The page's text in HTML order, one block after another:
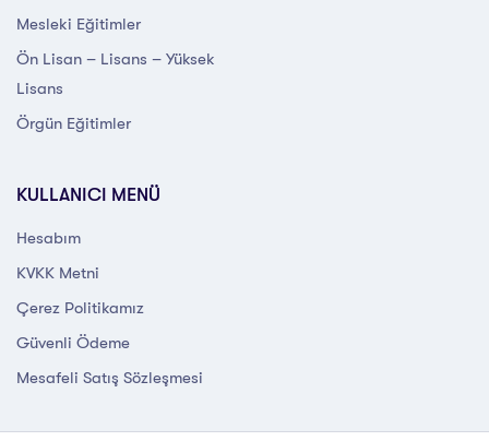
Mesleki Eğitimler
Ön Lisan – Lisans – Yüksek
Lisans
Örgün Eğitimler
KULLANICI MENÜ
Hesabım
KVKK Metni
Çerez Politikamız
Güvenli Ödeme
Mesafeli Satış Sözleşmesi